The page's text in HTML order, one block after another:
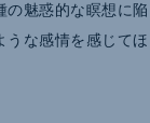
の魅惑的な瞑想に陥
な感情を感じてほ